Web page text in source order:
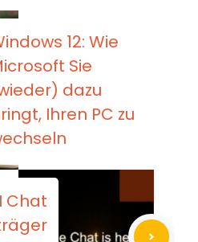
12: Wie
Sie
dazu
Ihren PC zu
Chat